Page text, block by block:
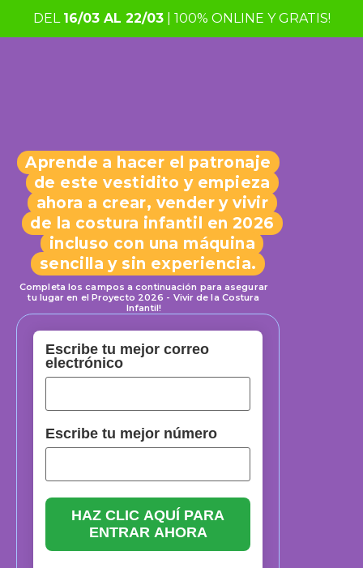
DEL 16/03 AL 22/03| 100% ONLINE Y GRATIS!
Aprende a hacer el patronaje
de este vestidito y empieza
ahora a crear, vender y vivir
de la costura infantil en 2026
incluso con una máquina
sencilla y sin experiencia.
Completa los campos a continuación para asegurar
tu lugar en el Proyecto 2026 - Vivir de la Costura
Infantil!
Escribe tu mejor correo
electrónico
Escribe tu mejor número
HAZ CLIC AQUÍ PARA
ENTRAR AHORA